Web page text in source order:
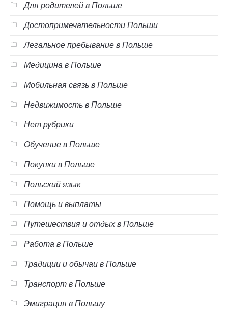
Для родителей в Польше
Достопримечательности Польши
Легальное пребывание в Польше
Медицина в Польше
Мобильная связь в Польше
Недвижимость в Польше
Нет рубрики
Обучение в Польше
Покупки в Польше
Польский язык
Помощь и выплаты
Путешествия и отдых в Польше
Работа в Польше
Традиции и обычаи в Польше
Транспорт в Польше
Эмиграция в Польшу